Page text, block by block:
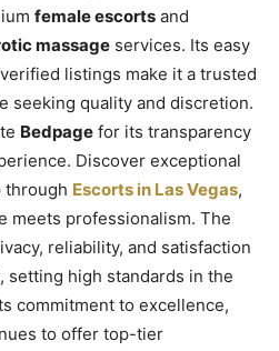
female escorts and
massage services. Its easy
listings make it a trusted
seeking quality and discretion.
Bedpage for its transparency
Discover exceptional
through Escorts in Las Vegas,
meets professionalism. The
reliability, and satisfaction
setting high standards in the
commitment to excellence,
to offer top-tier